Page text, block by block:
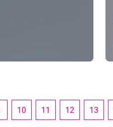
10 11 12 13